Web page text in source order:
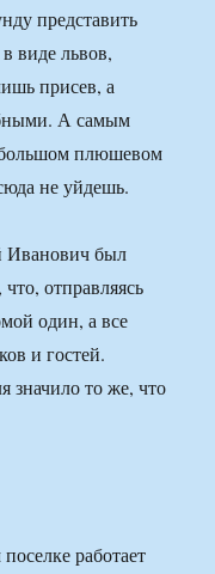
представить
виде львов,
присев, а
А самым
большом плюшевом
не уйдешь.
Иванович был
отправляясь
один, а все
и гостей.
значило то же, что
работает